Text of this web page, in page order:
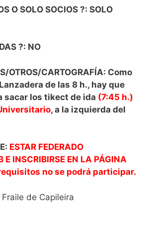
O SOLO SOCIOS ?: SOLO
?: NO
OTROS/CARTOGRAFÍA: Como
de las 8 h., hay que
sacar los tikect de ida (7:45 h.)
, a la izquierda del
ESTAR FEDERADO
E INSCRIBIRSE EN LA PÁGINA
no se podrá participar.
Fraile de Capileira